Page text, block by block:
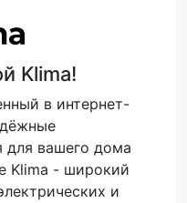
Klima!
в интернет-
для вашего дома
Klima - широкий
и